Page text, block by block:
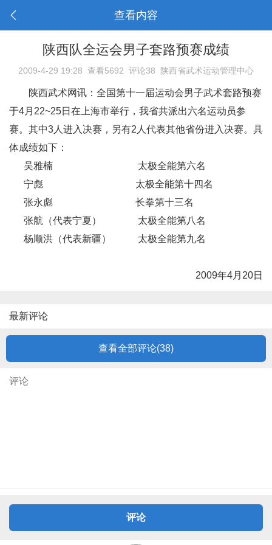
查看内容
陕西队全运会男子套路预赛成绩
2009-4-29 19:28 查看5692 评论38 陕西省武术运动管理中心
陕西武术网讯：全国第十一届运动会男子武术套路预赛
于4月22~25日在上海市举行，我省共派出六名运动员参
赛。其中3人进入决赛，另有2人代表其他省份进入决赛。具
体成绩如下：
吴雅楠 太极全能第六名
宁彪 太极全能第十四名
张永彪 长拳第十三名
张航（代表宁夏） 太极全能第八名
杨顺洪（代表新疆） 太极全能第九名
2009年4月20日
最新评论
查看全部评论(38)
评论